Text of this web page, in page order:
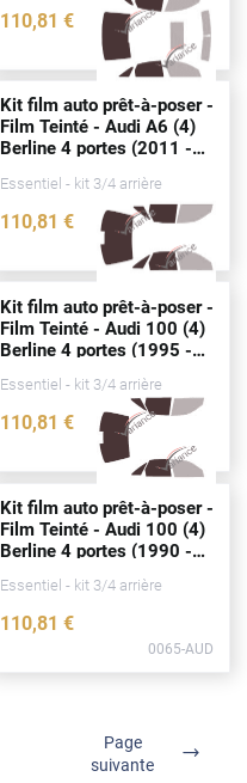
110,81 €
0080-AUD
Kit film auto prêt-à-poser -
Film Teinté - Audi A6 (4)
Berline 4portes (2011 -
Essentiel - kit 3/4 arrière
110,81 €
0099-AUD
Kit film auto prêt-à-poser -
Film Teinté - Audi 100 (4)
Berline 4portes (1995 -
Essentiel - kit 3/4 arrière
110,81 €
0066-AUD
Kit film auto prêt-à-poser -
Film Teinté - Audi 100 (4)
Berline 4portes (1990 -
Essentiel - kit 3/4 arrière
110,81 €
0065-AUD
Page
suivante